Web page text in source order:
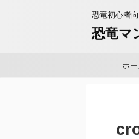
恐竜初心者
恐竜マ
ホ